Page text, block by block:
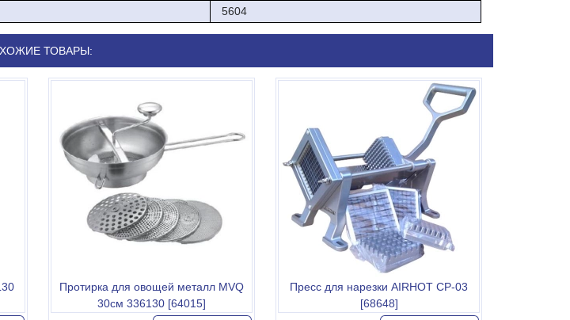
5604
ТОВАРЫ:
Протирка для овощей металл MVQ
30см 336130 [64015]
Пресс для нарезки AIRHOT CP-03
[68648]